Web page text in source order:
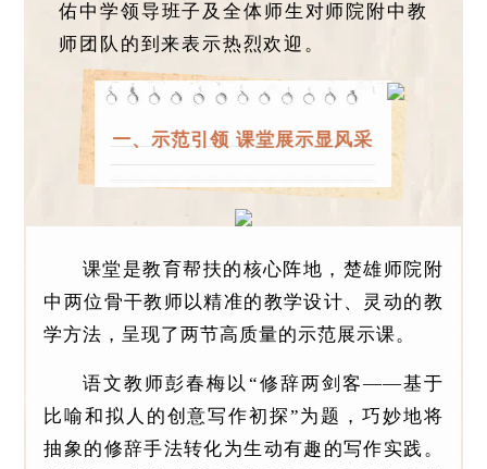
佑中学领导班子及全体师生对师院附中教
师团队的到来表示热烈欢迎。
一、示范引领 课堂展示显风采
课堂是教育帮扶的核心阵地，楚雄师院附
中两位骨干教师以精准的教学设计、灵动的教
学方法，呈现了两节高质量的示范展示课。
语文教师彭春梅以“修辞两剑客——基于
比喻和拟人的创意写作初探”为题，巧妙地将
抽象的修辞手法转化为生动有趣的写作实践。